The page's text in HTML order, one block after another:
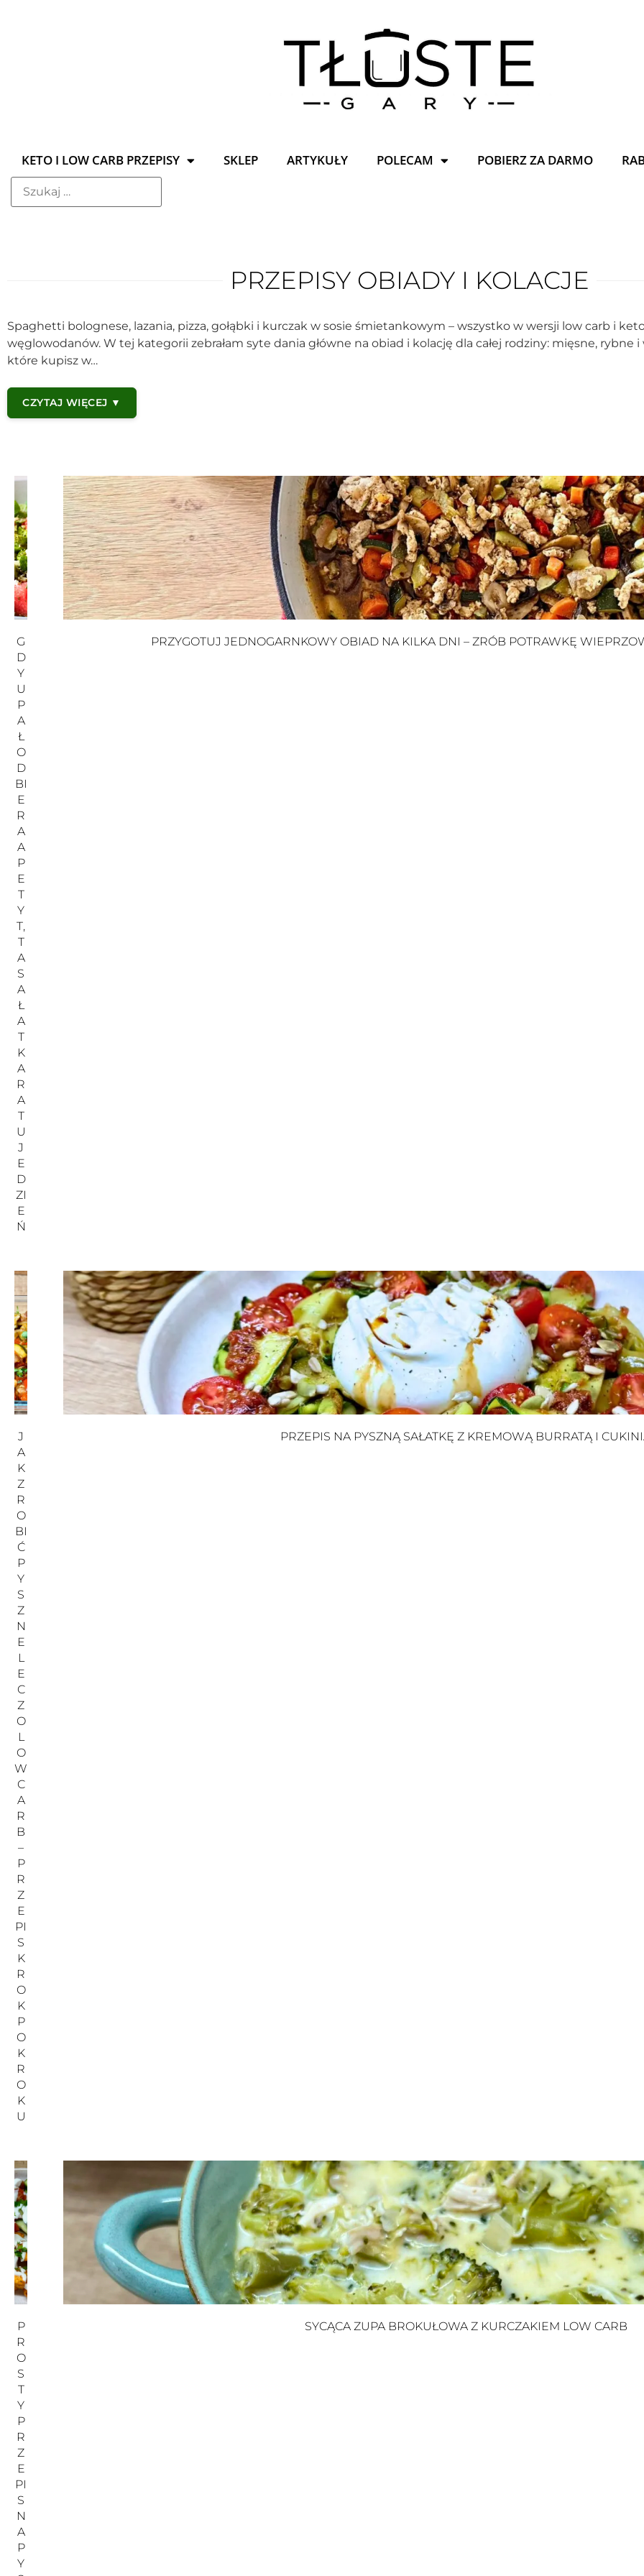
KETO I LOW CARB PRZEPISY SKLEP ARTYKUŁY POLECAM POBIERZ ZA DARMO
PRZEPISY OBIADY I KOLACJE
Spaghetti bolognese, lazania, pizza, gołąbki i kurczak w sosie śmietankowym – wszystko w wersji low carb i
węglowodanów. W tej kategorii zebrałam syte dania główne na obiad i kolację dla całej rodziny: mięsne, rybne
które kupisz w…
CZYTAJ WIĘCEJ ▼
G
D
Y
U
P
A
Ł
O
D
BI
E
R
A
A
P
E
T
Y
T,
T
A
S
A
Ł
A
T
K
A
R
A
T
U
J
E
D
ZI
E
Ń
PRZYGOTUJ JEDNOGARNKOWY OBIAD NA KILKA DNI – ZRÓB POTRAWKĘ
J
A
K
Z
R
O
BI
Ć
P
Y
S
Z
N
E
L
E
C
Z
O
L
O
W
C
A
R
B
–
P
R
Z
E
PI
S
K
R
O
K
P
O
K
R
O
K
U
PRZEPIS NA PYSZNĄ SAŁATKĘ Z KREMOWĄ BURRATĄ I
P
R
O
S
T
Y
P
R
Z
E
PI
S
N
A
P
Y
SYCĄCA ZUPA BROKUŁOWA Z KURCZAKIEM LOW CARB